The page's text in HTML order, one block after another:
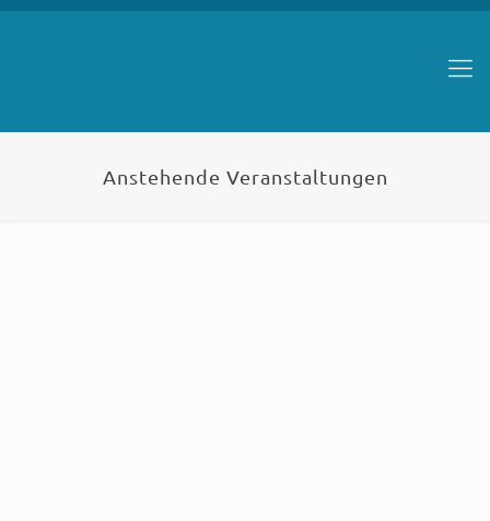
Anstehende Veranstaltungen